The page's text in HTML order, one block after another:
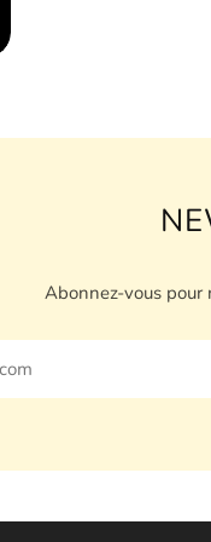
Abonnez-vous pour